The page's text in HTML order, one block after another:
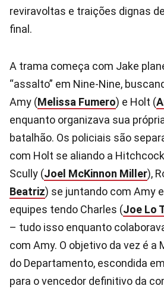
reviravoltas e traições dignas
final.
A trama começa com Jake
“assalto” em Nine-Nine,
Amy (Melissa Fumero) e Holt (
enquanto organizava sua
batalhão. Os policiais são
com Holt se aliando a
Scully (Joel McKinnon Miller),
Beatriz) se juntando com Amy
equipes tendo Charles (Joe Lo
– tudo isso enquanto
com Amy. O objetivo da vez é a
do Departamento, escondida
para o vencedor definitivo da